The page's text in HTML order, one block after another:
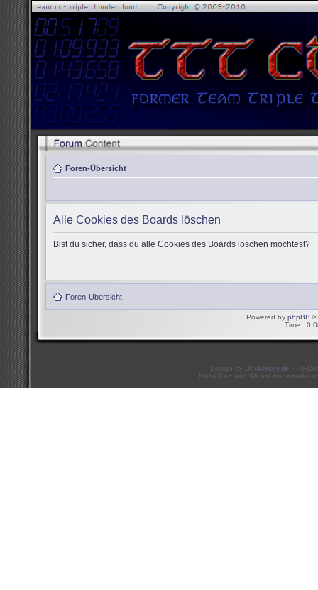
Foren-Übersicht
Alle Cookies des Boards löschen
Bist du sicher, dass du alle Cookies des Boards löschen möchtest?
Foren-Übersicht
Powered by phpBB ©
Time :
Design by Doublekey.de - Re-
Mario Kart and Wii are trademarks